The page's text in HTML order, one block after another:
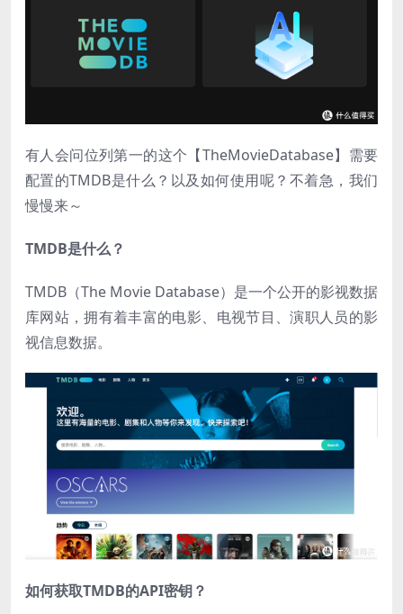
有人会问位列第一的这个【TheMovieDatabase】需要
配置的TMDB是什么？以及如何使用呢？不着急，我们
慢慢来～
TMDB是什么？
TMDB（The Movie Database）是一个公开的影视数据
库网站，拥有着丰富的电影、电视节目、演职人员的影
视信息数据。
如何获取TMDB的API密钥？